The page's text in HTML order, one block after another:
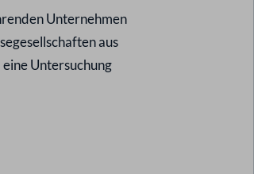
Unternehmen
aus
Untersuchung